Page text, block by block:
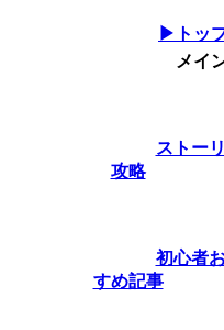
▶トッ
メイ
ストー
攻略
初心者
すめ記事